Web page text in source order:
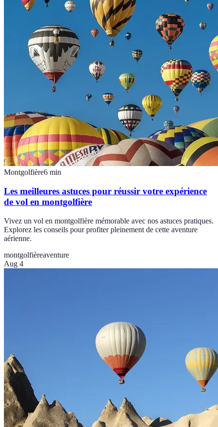
Montgolfière6 min
Les meilleures astuces pour réussir votre expérience
de vol en montgolfière
Vivez un vol en montgolfière mémorable avec nos astuces pratiques.
Explorez les conseils pour profiter pleinement de cette aventure
aérienne.
montgolfièreaventure
Aug 4